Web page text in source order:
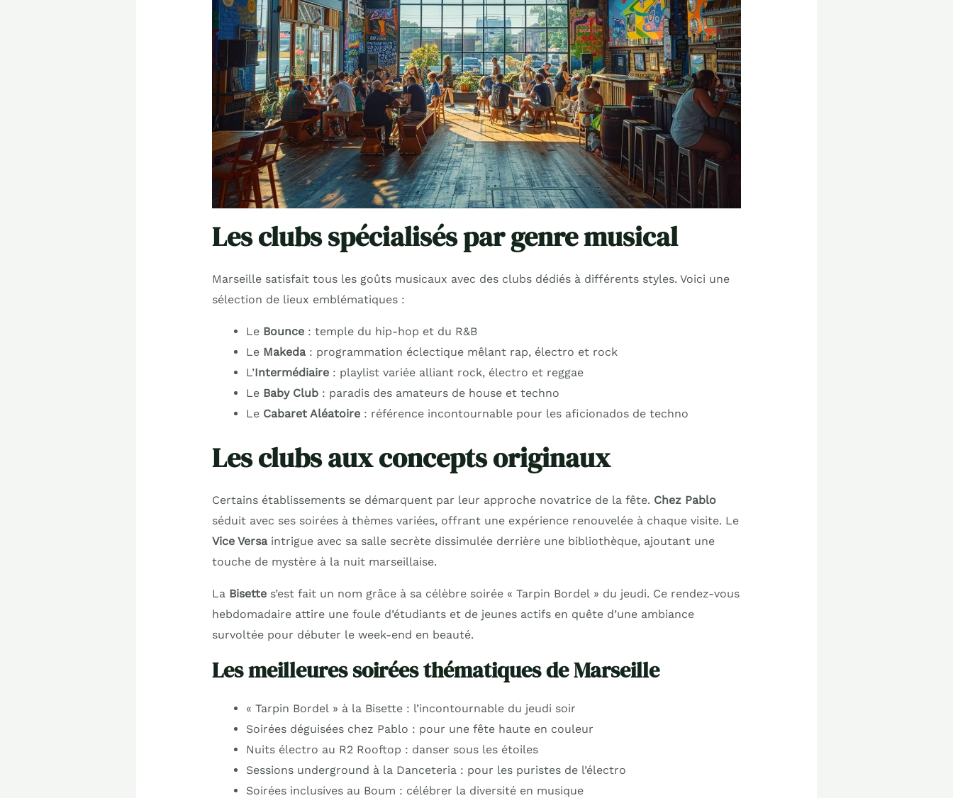
Les clubs spécialisés par genre musical
Marseille satisfait tous les goûts musicaux avec des clubs dédiés à différents styles. Voici une
sélection de lieux emblématiques :
Le Bounce: temple du hip-hop et du R&B
Le Makeda: programmation éclectique mêlant rap, électro et rock
L’Intermédiaire: playlist variée alliant rock, électro et reggae
Le Baby Club: paradis des amateurs de house et techno
Le Cabaret Aléatoire: référence incontournable pour les aficionados de techno
Les clubs aux concepts originaux
Certains établissements se démarquent par leur approche novatrice de la fête. Chez Pablo
séduit avec ses soirées à thèmes variées, offrant une expérience renouvelée à chaque visite. Le
Vice Versaintrigue avec sa salle secrète dissimulée derrière une bibliothèque, ajoutant une
touche de mystère à la nuit marseillaise.
La Bisettes’est fait un nom grâce à sa célèbre soirée « Tarpin Bordel » du jeudi. Ce rendez-vous
hebdomadaire attire une foule d’étudiants et de jeunes actifs en quête d’une ambiance
survoltée pour débuter le week-end en beauté.
Les meilleures soirées thématiques de Marseille
« Tarpin Bordel » à la Bisette : l’incontournable du jeudi soir
Soirées déguisées chez Pablo : pour une fête haute en couleur
Nuits électro au R2 Rooftop : danser sous les étoiles
Sessions underground à la Danceteria : pour les puristes de l’électro
Soirées inclusives au Boum : célébrer la diversité en musique